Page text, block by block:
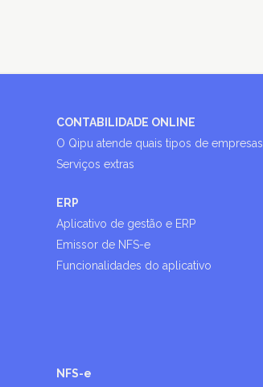
CONTABILIDADE ONLINE
O Qipu atende quais tipos de empresas
Serviços extras
ERP
Aplicativo de gestão e ERP
Emissor de NFS-e
Funcionalidades do aplicativo
NFS-e